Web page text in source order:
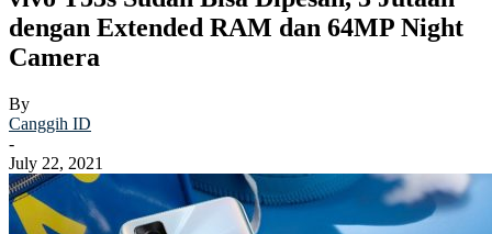
dengan Extended RAM dan 64MP Night
Camera
By
Canggih ID
-
July 22, 2021